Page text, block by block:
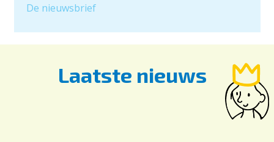
De nieuwsbrief
Laatste nieuws